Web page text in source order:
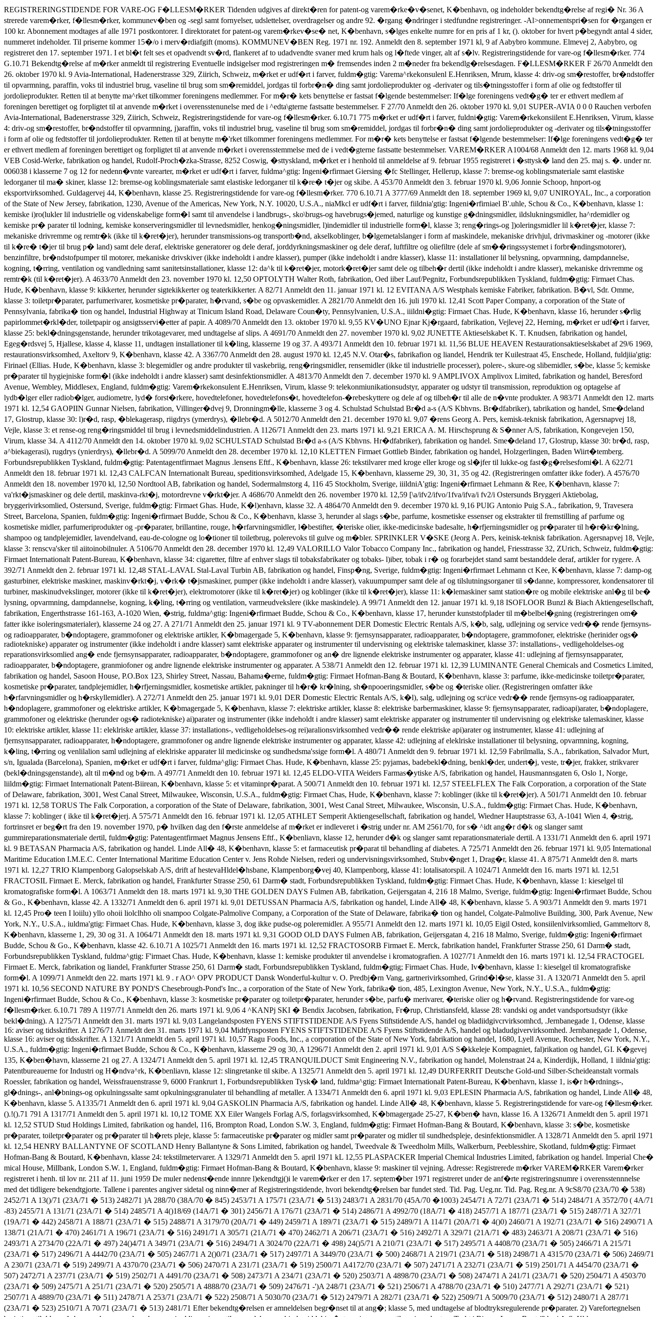
REGISTRERINGSTIDENDE FOR VARE-OG F�LLESM�RKER Tidenden udgives af direkt�ren for patent-og varem�rke�v�senet, K�benhavn, og indeholder bekendtg�relse af regi� Nr. 36 A strerede varem�rker, f�llesm�rker, kommunev�ben og -segl samt fornyelser, udslettelser, overdragelser og andre 92. �rgang �ndringer i stedfundne registreringer. -Al>onnementspri�sen for �rgangen er 100 kr. Abonnement modtages af alle 1971 postkontorer. I direktoratet for patent-og varem�rkev�se� net, K�benhavn, s�lges enkelte numre for en pris af 1 kr, (). oktober for hvert p�begyndt antal 4 sider, nummeret indeholder. Til priserne kommer 15�/o i merv�rdiafgift (moms). KOMMUNEV�BEN Reg. 1971 nr. 192. Anmeldt den 8. september 1971 kl, 9 af Aabybro kommune. Elmevej 2, Aabybro, og registreret den 17. september 1971. I et bl�t felt ses et opadvendt sv�rd, flankeret af to udadvendte svaner med krum hals og l�ftede vinger, alt af s�lv. Registreringstidende for vare-og f�llesm�rker. 774 G.10.71 Bekendtg�relse af m�rker anmeldt til registrering Eventuelle indsigelser mod registreringen m� fremsendes inden 2 m�neder fra bekendlg�relsesdagen. F�LLESM�RKER F 26/70 Anmeldt den 26. oktober 1970 kl. 9 Avia-International, Hadenerstrasse 329, Ziirich, Schweiz, m�rket er udf�rt i farver, fuldm�gtig: Varema^rkekonsulenl E.Henriksen, Mrum, klasse 4: driv-og sm�restoffer, br�ndstoffer til opvarmning, paraffin, voks til industriel brug, vaseline til brug som sm�remiddel, jordgas til forbr�n� ding samt jordolieprodukter og -derivater og tils�tningsstoffer i form af olie og fedtstoffer til jordolieprodukter. Retten til at benytte ma^rket tilkommer foreningens medlemmer. For m�r� kets benyttelse er fastsat f�lgende bestemmelser: If�lge foreningens vedt�g� ter er ethvert medlem af foreningen berettiget og forpligtet til at anvende m�rket i overensstenunelse med de i ^edta\gterne fastsatte bestemmelser. F 27/70 Anmeldt den 26. oktober 1970 kl. 9,01 SUPER-AVIA 0 0 0 Rauchen verbofen Avia-International, Badenerstrasse 329, Ziirich, Schweiz, Registreringstidende for vare-og f�llesm�rker. 6.10.71 775 m�rket er udf�rt i farver, fuldni�gtig: Varem�rkekonsiilent E.Henriksen, Virum, klasse 4: driv-og sm�restoffer, br�ndstoffer til opvarmning, j)araffin, voks til industriel brug, vaseline til brug som sm�remiddel, jordgas til forbr�n� ding samt jordolieprodukter og -derivater og tils�tningsstoffer i form af olie og fedtstoffer til jordolieprodukter. Retten til at benytte m�'rket tilkommer foreningens medlemmer. For m�r� kets benyttelse er fastsat f�lgende bestemmelser: If�lge foreningens vedt�g� ter er ethvert medlem af foreningen berettiget og forpligtet til at anvende m�rket i overensstemmelse med de i vedt�gterne fastsatte bestemmelser. VAREM�RKER A1004/68 Anmeldt den 12. marts 1968 kl. 9,04 VEB Cosid-Werke, fabrikation og handel, Rudolf-Proch�zka-Strasse, 8252 Coswig, �sttyskland, m�rket er i henhold til anmeldelse af 9. februar 1955 registreret i �sttysk� land den 25. maj s. �. under nr. 006038 i klasserne 7 og 12 for nedenn�vnte varearter, m�rket er udf�rt i farver, fuldma^gtig: Ingeni�rfirmaet Giersing �fc Stellinger, Hellerup, klasse 7: bremse-og koblingsmateriale samt elastiske ledorganer til ma� skiner, klasse 12: bremse-og koblingsmateriale samt elastiske ledorganer til k�re� t�jer og skibe. A 453/70 Anmeldt den 3. februar 1970 kl. 9,06 Jonnie Schoop, hnport-og eksportvirksomhed. Guldagervej 44, K�benhavn, klasse 25. Registreringstidende for vare-og f�llesm�rker. 770 6.10.71 A 3777/69 Anmeldt den 18. september 1969 kl, 9,07 UNIROYAL, Inc., a corporation of the State of New Jersey, fabrikation, 1230, Avenue of the Americas, New York, N.Y. 10020, U.S.A., niaMkcl er udf�rt i farver, fiildnia'gtig: Ingeni�rfirniael B'.uhle, Schou & Co., K�benhavn, klasse 1: kemiske i)ro(lukler lil industrielle og videnskabelige form�l samt til anvendelse i landbrugs-, sko\brugs-og havebrugs�jemed, naturlige og kunstige g�dningsmidler, ildslukningsmidler, ha^rdemidler og kemiske pr� parater til lodning, kemiske konserveringsmidler til levnedsmidler, henkog�ningsmidler, l)indemidler til industrielle form�l, klasse 3; reng�rings-og ])oleringsmidler lil k�ret�jer, klasse 7: mekaniske drivremme og remtr�k (ikke til k�ret�jer), herunder transmissions-og transportb�nd, akselkoblinger, b�lgemetalslanger i form af maskindele, mekaniske drivhjul, drivmaskiner og -motorer (ikke til k�re� t�jer til brug p� land) samt dele deraf, elektriske generatorer og dele deraf, jorddyrkningsmaskiner og dele deraf, luftfiltre og oliefiltre (dele af sm��ringssystemet i forbr�ndingsmotorer), benzinfiltre, br�ndstofpumper til motorer, mekaniske drivskiver (ikke indeholdt i andre klasser), pumper (ikke indeholdt i andre klasser), klasse 11: installationer lil belysning, opvarmning, dampdannelse, kogning, t�rring, ventilation og vandledning samt sanitetsinstallationer, klasse 12: da^k til k�ret�jer, motork�ret�jer samt dele og tilbeh�r dertil (ikke indeholdt i andre klasser), mekaniske drivremme og remtr�k (til k�ret�jer). A 4633/70 Anmeldt den 23. november 1970 kl. 12,50 OPTOLYTH Walter Roth, fabrikation, Oed iiber Lauf/Pegnitz, Forbundsrepublikken Tyskland, fuldm�gtig: Firmaet Chas. Hude, K�benhavn, klasse 9: kikkerter, herunder sigtekikkerter og teaterkikkerter. A 82/71 Anmeldt den 11. januar 1971 kl. 12 EVITANA A/S Westphals kemiske Fabriker, fabrikation. B�vl, Sdr. Omme, klasse 3: toiletpr�parater, parfumerivarer, kosmetiske pr�parater, h�rvand, s�be og opvaskemidler. A 2821/70 Anmeldt den 16. juli 1970 kl. 12,41 Scott Paper Company, a corporation of the State of Pennsylvania, fabrika� tion og handel, Industrial Highway at Tinicum Island Road, Delaware Coun�ty, Pennsylvanien, U.S.A., iiildni�gtig: Firmaet Chas. Hude, K�benhavn, klasse 16, herunder s�rlig papirlommet�rkl�der, toiletpapir og ansigtsservi�etter af papir. A 4089/70 Anmeldt den 13. oktober 1970 kl. 9,55 KV�UNO Ejnar Kj�rgaard, fabrikation, Vejlevej 22, Herning, m�rket er udf�rt i farver, klasse 25: bekl�dningsgenstande, herunder trikotagevarer, med undtagelse af slips. A 4691/70 Anmeldt den 27. november 1970 kl. 9,02 JUNETTE Aktieselskabet K. T. Knudsen, fabrikation og handel, Egeg�rdsvej 5, Hjallese, klasse 4, klasse 11, undtagen installationer til k�ling, klasserne 19 og 37. A 493/71 Anmeldt den 10. februar 1971 kl. 11,56 BLUE HEAVEN Restaurationsaktieselskabet af 29/6 1969, restaurationsvirksomhed, Axeltorv 9, K�benhavn, klasse 42. A 3367/70 Anmeldt den 28. august 1970 kl. 12,45 N.V. Otar�s, fabrikafion og liandel, Hendrik ter Kuilestraat 45, Enschede, Holland, fuldjiia'gtig: Firinael (Ellias. Hude, K�benhavn, klasse 3: blegemidler og andre produkter til vaskebriig, reng�ringsmidler, rensemidler (ikke til industrielle processer), polere-, skure-og slibemidler, s�be, klasse 5; kemiske pr�parater til hygiejniske form�l (ikke indeholdt i andre klasser) samt desinfektionsmidler. A 4813/70 Anmeldt den 7. december 1970 kl. 9 AMPLIVOX Amplivox Limited, fabrikation og handel, Beresford Avenue, Wembley, Middlesex, England, fuldm�gtig: Varem�rkekonsulent E.Henriksen, Virum, klasse 9: telekonmiunikationsudstyr, apparater og udstyr til transmission, reproduktion og optagelse af lydb�lger eller radiob�lger, audiometre, lyd� forst�rkere, hovedtelefoner, hovedtelefons�t, hovedtelefon-�rebeskyttere og dele af og tilbeh�r til alle de n�vnte produkter. A 983/71 Anmeldt den 12. marts 1971 kl. 12,54 GAOPIIN Gunnar Nielsen, fabrikation, Villinger�dvej 9, Dronningm�lle, klasserne 3 og 4. Schulstad Schulstad Br�d a-s (A/S Kbhvns. Br�dfabriker), tabrikation og handel, Sme�deland 17, Glostrup, klasse 30: l)r�d, rasp, �blekagerasp, riigdrys (ymerdrys), �llebr�d. A 5012/70 Anmeldt den 21. december 1970 kl. 9,07 �rens Georg A. Pers, kemisk-teknisk fabrikation, Agersnapvej 18, Vejle, klasse 3: et rense-og reng�ringsmiddel til brug i levnedsmiddelindustrien. A 1126/71 Anmeldt den 23. marts 1971 kl. 9,21 ERICA A. M. Hirschsprung & S�nner A/S, fabrikation, Kongevejen 150, Virum, klasse 34. A 4112/70 Anmeldt den 14. oktober 1970 kl. 9,02 SCHULSTAD Schulstad Br�d a-s (A/S Kbhvns. Hr�dfabriker), fabrikation og handel. Sme�deland 17, Glostrup, klasse 30: br�d, rasp, a^biekagerasi), rugdrys (ynierdrys), �llebr�d. A 5099/70 Anmeldt den 28. december 1970 kl. 12,10 KLETTEN Firmaet Gottlieb Binder, fabrikation og handel, Holzgerlingen, Baden Wiirt�temberg. Forbundsrepublikken Tyskland, fuldm�gtig: Patentagentfirmaet Magnus .lensens Eftf., K�benhavn, klasse 26: tekstilvarer med kroge eller kroge og sl�jfer til lukke-og fast�g�relsesfomi�l. A 622/71 Anmeldt den 18. februar 1971 kl. 12,43 CALFCAN Internationalt Bureau, speditionsvirksomhed, Adelgade 15, K�benhavn, klasserne 29, 30, 31, 35 og 42. (Registreringen omfatter ikke foder). A 4576/70 Anmeldt den 18. november 1970 kl, 12,50 Nordtool AB, fabrikation og handel, Sodermalmstorg 4, 116 45 Stockholm, Sverige, iiildniA'gtig: Ingeni�rfirmaet Lehmann & Ree, K�benhavn, klasse 7: va'rkt�jsmaskiner og dele dertil, maskinva-rkt�j, motordrevne v�rkt�jer. A 4686/70 Anmeldt den 26. november 1970 kl. 12,59 [\a/ifv2/ifvo/1fva/ifva/i fv2/i Ostersunds Bryggeri Aktiebolag, bryggerivirksomlied, Ostersund, Sverige, fuldm�gtig: Firmaet Ghas. Hude, K�l)enhavn, klasse 32. A 4864/70 Anmeldt den 9. december 1970 kl. 9,16 PUIG Antonio Puig S.A., fabrikation, 9, Travesera Street, Barcelona, Spanien, fuldm�gtig: Ingeni�rfirmaet Budde, Schou & Co., K�benhavn, klasse 3, herunder al slags s�be, parfume, kosmetiske essenser og ekstrakter til fremstilling af parfume og kosmetiske midler, parfumeriprodukter og -pr�parater, brillantine, rouge, h�rfarvningsmidler, l�bestifter, �teriske olier, ikke-medicinske badesalte, h�rfjerningsmidler og pr�parater til h�r�kr�lning, shampoo og tandplejemidler, lavendelvand, eau-de-cologne og lo�tioner til toiletbrug, polerevoks til